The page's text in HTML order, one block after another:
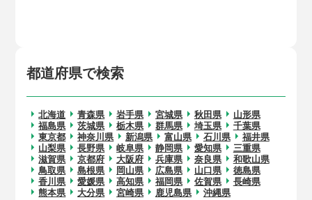
都道府県で検索
北海道 青森県 岩手県 宮城県 秋田県
山形県
福島県
茨城県 栃木県 群馬県 埼玉県
千葉県
東京都
神奈川県 新潟県 富山県 石川県
福井県
山梨県
長野県 岐阜県 静岡県 愛知県
三重県
滋賀県
京都府 大阪府 兵庫県 奈良県
和歌山県
鳥取県
島根県 岡山県 広島県 山口県
徳島県
香川県
愛媛県 高知県 福岡県 佐賀県
長崎県
熊本県
大分県 宮崎県 鹿児島県 沖縄県